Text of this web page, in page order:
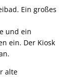
Ein großes
und ein
ein. Der Kiosk
alte